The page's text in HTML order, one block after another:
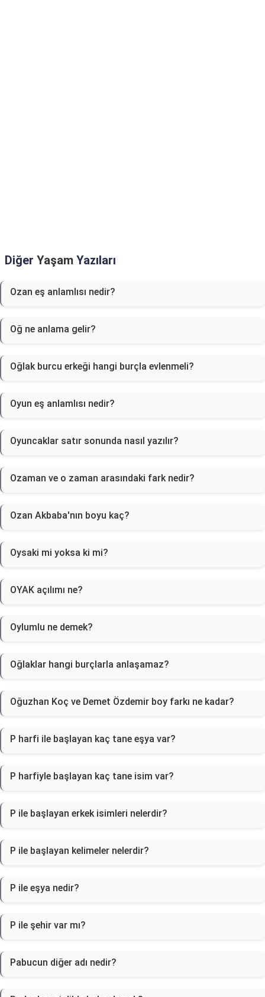
Diğer Yaşam Yazıları
Ozan eş anlamlısı nedir?
Oğ ne anlama gelir?
Oğlak burcu erkeği hangi burçla evlenmeli?
Oyun eş anlamlısı nedir?
Oyuncaklar satır sonunda nasıl yazılır?
Ozaman ve o zaman arasındaki fark nedir?
Ozan Akbaba'nın boyu kaç?
Oysaki mi yoksa ki mi?
OYAK açılımı ne?
Oylumlu ne demek?
Oğlaklar hangi burçlarla anlaşamaz?
Oğuzhan Koç ve Demet Özdemir boy farkı ne kadar?
P harfi ile başlayan kaç tane eşya var?
P harfiyle başlayan kaç tane isim var?
P ile başlayan erkek isimleri nelerdir?
P ile başlayan kelimeler nelerdir?
P ile eşya nedir?
P ile şehir var mı?
Pabucun diğer adı nedir?